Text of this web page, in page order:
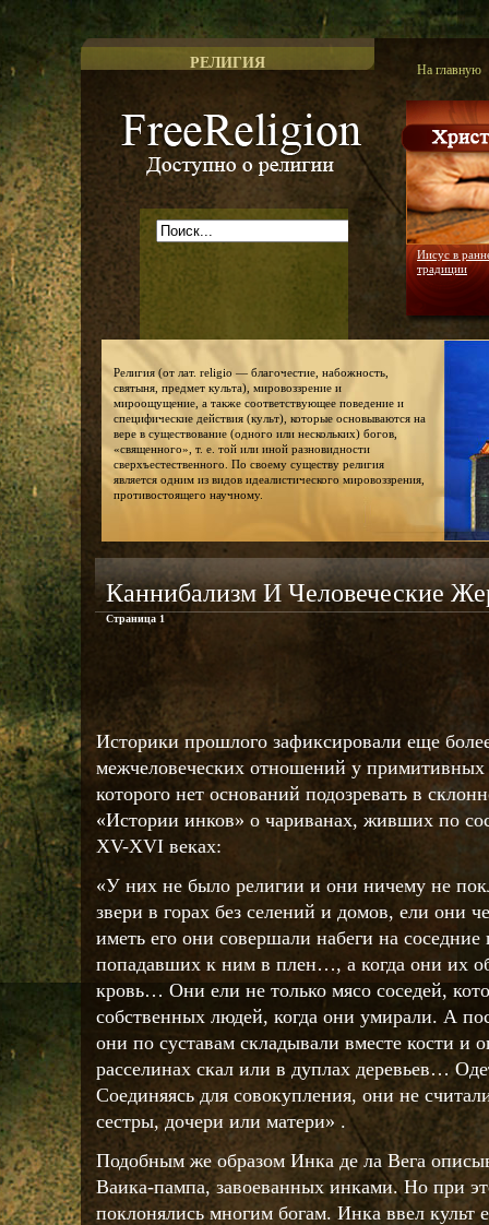
РЕЛИГИЯ На главную
Иисус в
традиции
Религия (от лат. religio — благочестие, набожность,
святыня, предмет культа), мировоззрение и
мироощущение, а также соответствующее поведение и
специфические действия (культ), которые основываются на
вере в существование (одного или нескольких) богов,
«священного», т. е. той или иной разновидности
сверхъестественного. По своему существу религия
является одним из видов идеалистического мировоззрения,
противостоящего научному.
Каннибализм И Человеческие
Страница 1
Историки прошлого зафиксировали еще
межчеловеческих отношений у
которого нет оснований подозревать в
«Истории инков» о чариванах, живших по
XV-XVI веках:
«У них не было религии и они ничему не
звери в горах без селений и домов, ели они
иметь его они совершали набеги на
попадавших к ним в плен…, а когда они их
кровь… Они ели не только мясо соседей,
собственных людей, когда они умирали. А
они по суставам складывали вместе кости и
расселинах скал или в дуплах деревьев…
Соединяясь для совокупления, они не
сестры, дочери или матери» .
Подобным же образом Инка де ла Вега
Ваика-пампа, завоеванных инками. Но при
поклонялись многим богам. Инка ввел культ